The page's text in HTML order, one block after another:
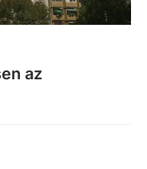
az